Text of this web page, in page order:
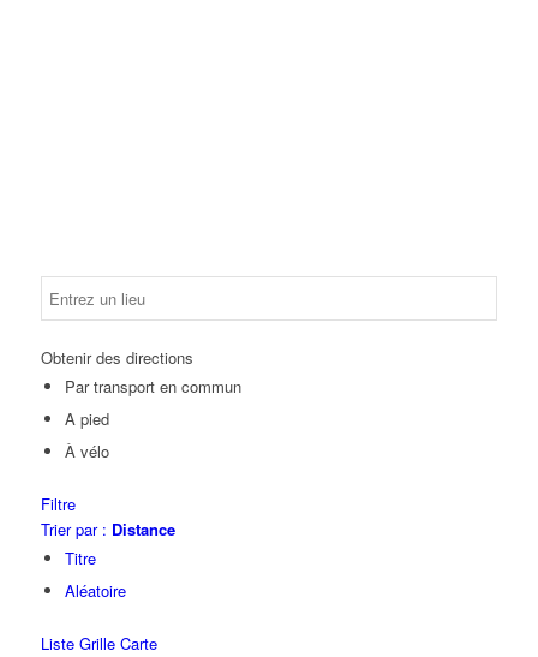
Obtenir des directions
Par transport en commun
A pied
À vélo
Filtre
Trier par : Distance
Titre
Aléatoire
Liste Grille Carte